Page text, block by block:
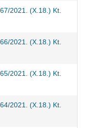
2021. (X.18.) Kt.
2021. (X.18.) Kt.
2021. (X.18.) Kt.
2021. (X.18.) Kt.